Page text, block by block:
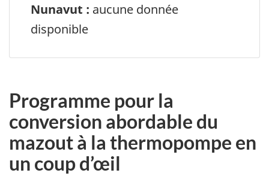
Nunavut : aucune donnée
disponible
Programme pour la
conversion abordable du
mazout à la thermopompe en
un coup d’œil